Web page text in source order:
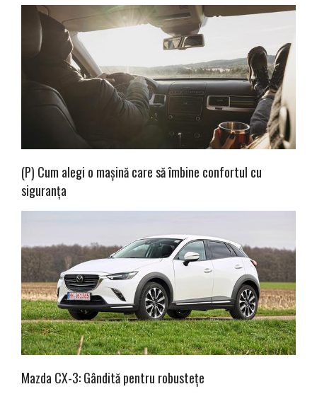
(P) Cum alegi o mașină care să îmbine confortul cu
siguranța
Mazda CX-3: Gândită pentru robustețe